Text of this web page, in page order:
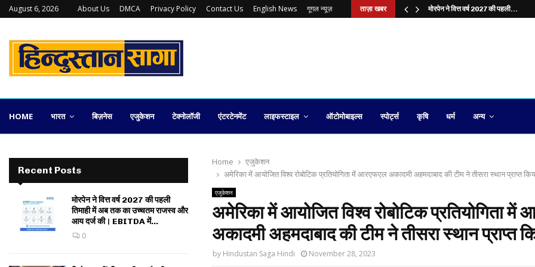
August 6, 2026 About Us DMCA Privacy Policy Contact Us English News गूगल न्यूज़ ताज़ा खबर
कलकत्ता स्टॉक एक्सचेंज की वापसी कितनी व्यावहारिक?… मोरपेन ने वित्त वर्ष 2027 की पहली…
HOME भारत बिज़नेस एजुकेशन टेक्नोलॉजी एंटरटेनमेंट लाइफस्टाइल ऑटोमोबाइल्स स्पोर्ट्स कृषि धर्म अन्य
Home
एजुकेशन
अमेरिका में आयोजित विश्व रोबोटिक प्रतियोगिता में आरएफएल अकादमी अहमदाबाद की टीम ने तीसरा स्थान प्राप्त
एजुकेशन
अमेरिका में आयोजित विश्व रोबोटिक प्रतियोगिता
अकादमी अहमदाबाद की टीम ने तीसरा स्थान प्राप्त
by Hindustan Saga Hindi November 28, 2023
Recent Posts
मोरपेन ने वित्त वर्ष 2027 की पहली
तिमाही में अब तक का उच्चतम राजस्व और
आय दर्ज की। EBITDA में...
0